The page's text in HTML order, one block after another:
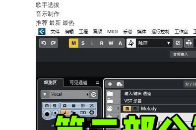
歌手选拔
音乐制作
推荐 最新 最热